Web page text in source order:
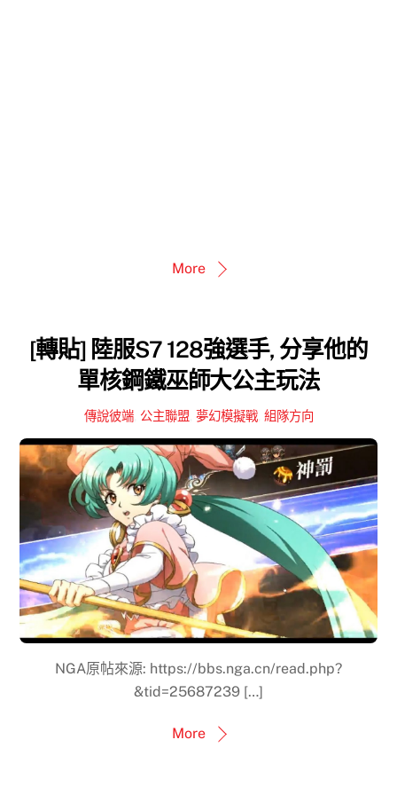
More
[轉貼] 陸服S7 128強選手, 分享他的
單核鋼鐵巫師大公主玩法
傳說彼端, 公主聯盟 夢幻模擬戰, 組隊方向
NGA原帖來源: https://bbs.nga.cn/read.php?
&tid=25687239 […]
More